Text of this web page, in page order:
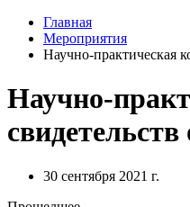
Главная
Мероприятия
Научно-практическая
Научно-
30 сентября 2021 г.